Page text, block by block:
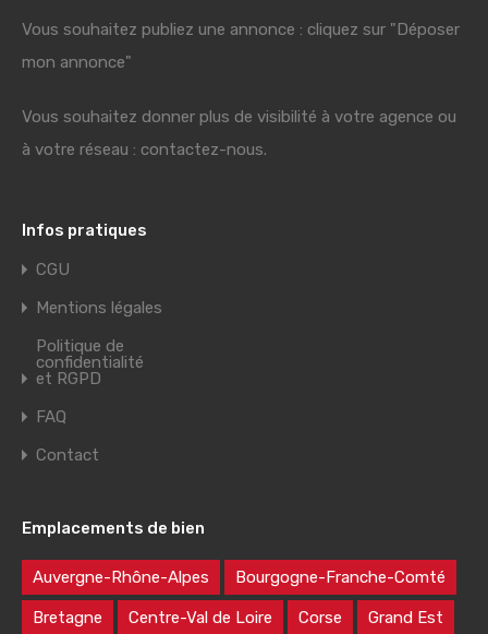
Vous souhaitez publiez une annonce : cliquez sur "Déposer
mon annonce"
Vous souhaitez donner plus de visibilité à votre agence ou
à votre réseau : contactez-nous.
Infos pratiques
CGU
Mentions légales
Politique de
confidentialité
et RGPD
FAQ
Contact
Emplacements de bien
Auvergne-Rhône-Alpes Bourgogne-Franche-Comté
Bretagne Centre-Val de Loire Corse Grand Est